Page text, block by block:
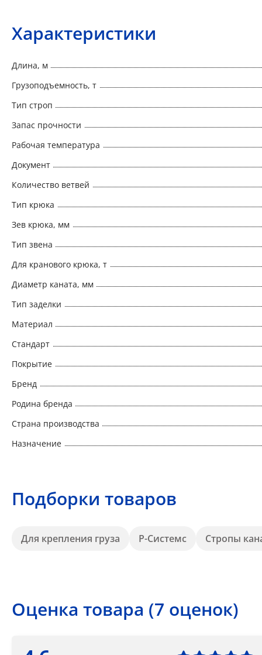
Характеристики
Длина, м
Грузоподъемность, т
Тип строп
Запас прочности
Рабочая температура
Документ
Количество ветвей
Тип крюка
Зев крюка, мм
Тип звена
Для кранового крюка, т
Диаметр каната, мм
Тип заделки
Материал
Стандарт
Покрытие
Бренд
Родина бренда
Страна производства
Назначение
Подборки товаров
Для крепления груза Р-Системс Стропы
Оценка товара (7 оценок)